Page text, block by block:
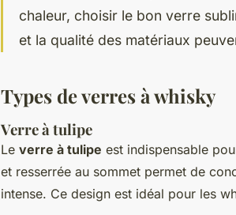
chaleur, choisir le bon verre
et la qualité des matériaux
Types de verres à whisky
Verre à tulipe
Le verre à tulipe est indispensable
et resserrée au sommet permet de
intense. Ce design est idéal pour les